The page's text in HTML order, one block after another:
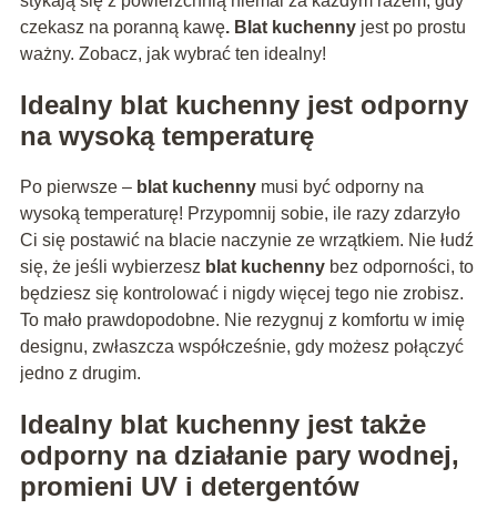
czekasz na poranną kawę. Blat kuchenny jest po prostu
ważny. Zobacz, jak wybrać ten idealny!
Idealny blat kuchennyjest odporny
na wysoką temperaturę
Po pierwsze –blat kuchennymusi być odporny na
wysoką temperaturę! Przypomnij sobie, ile razy zdarzyło
Ci się postawić na blacie naczynie ze wrzątkiem. Nie łudź
się, że jeśli wybierzesz blat kuchennybez odporności, to
będziesz się kontrolować i nigdy więcej tego nie zrobisz.
To mało prawdopodobne. Nie rezygnuj z komfortu w imię
designu, zwłaszcza współcześnie, gdy możesz połączyć
jedno z drugim.
Idealny blat kuchennyjest także
odporny na działanie pary wodnej,
promieni UV i detergentów